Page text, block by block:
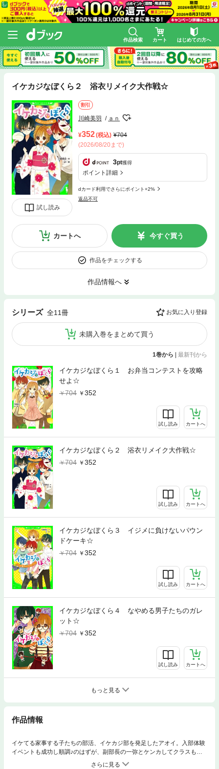
作品検索 カート はじめての方へ
イケカジなぼくら２ 浴衣リメイク大作戦☆
試し読み
割引
川崎美羽 ａｎ
352(税込)
704
(2026/08/20まで)
3pt獲得
ポイント詳細
dカード利用でさらにポイント+2%
返品不可
カートへ 今すぐ買う
作品をチェックする
作品情報へ
シリーズ 全11冊 お気に入り登録
未購入巻をまとめて買う
1巻から | 最新刊から
イケカジなぼくら１ お弁当コンテストを攻略
せよ☆
704
352
試し読み カートへ
イケカジなぼくら２ 浴衣リメイク大作戦☆
704
352
試し読み カートへ
イケカジなぼくら３ イジメに負けないパウン
ドケーキ☆
704
352
試し読み カートへ
イケカジなぼくら４ なやめる男子たちのガレ
ット☆
704
352
試し読み カートへ
もっと見る
作品情報
イケてる家事する子たちの部活、イケカジ部を発足したアオイ。入部体験
イベントも成功し順調♪のはずが、副部長の一弥とケンカしてクラスも巻
きこみ大騒ぎ!!クールな桜庭くんのおかげで仲直り作戦を思いつくけど…